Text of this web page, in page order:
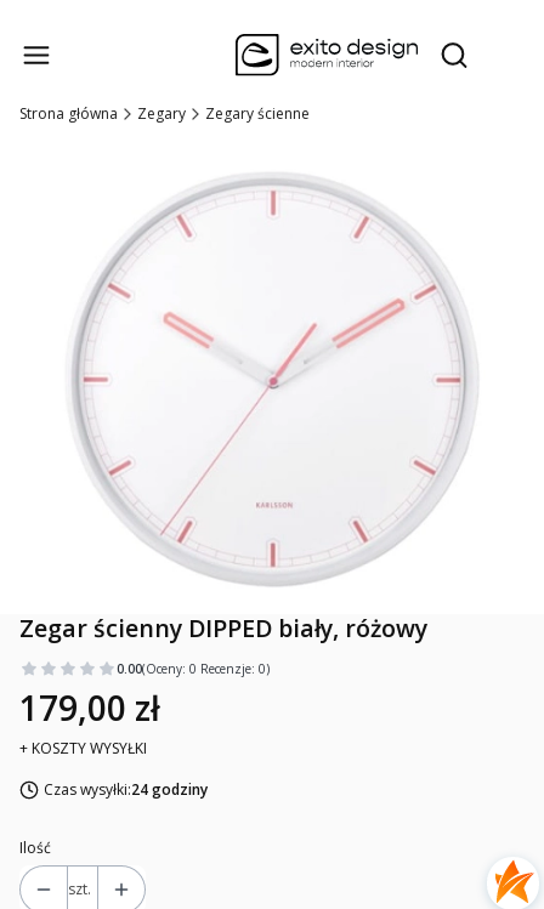
Otwórz
Strona główna Zegary Zegary ścienne
Zegar ścienny DIPPED biały, różowy
0.00(Oceny: 0 Recenzje: 0)
179,00 zł
+ KOSZTY WYSYŁKI
Czas wysyłki:24 godziny
Ilość
szt.